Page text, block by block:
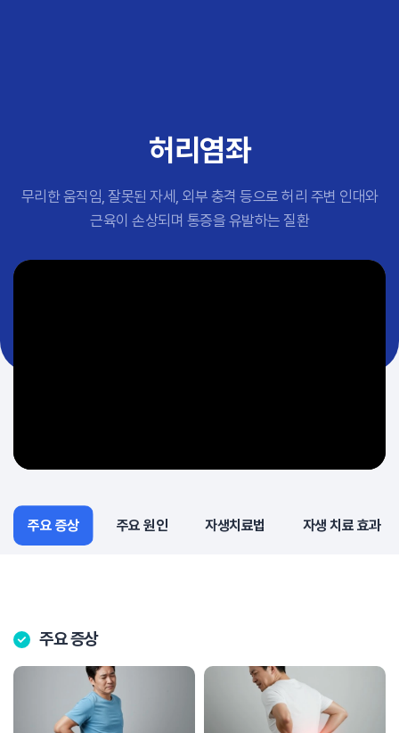
#교통사고후유증 #허리디스크
허리염좌
무리한 움직임, 잘못된 자세, 외부 충격 등으로 허리 주변 인대와
근육이 손상되며 통증을 유발하는 질환
주요 증상
주요 증상 주요 원인 자생치료법 자생 치료 효과
주요 증상